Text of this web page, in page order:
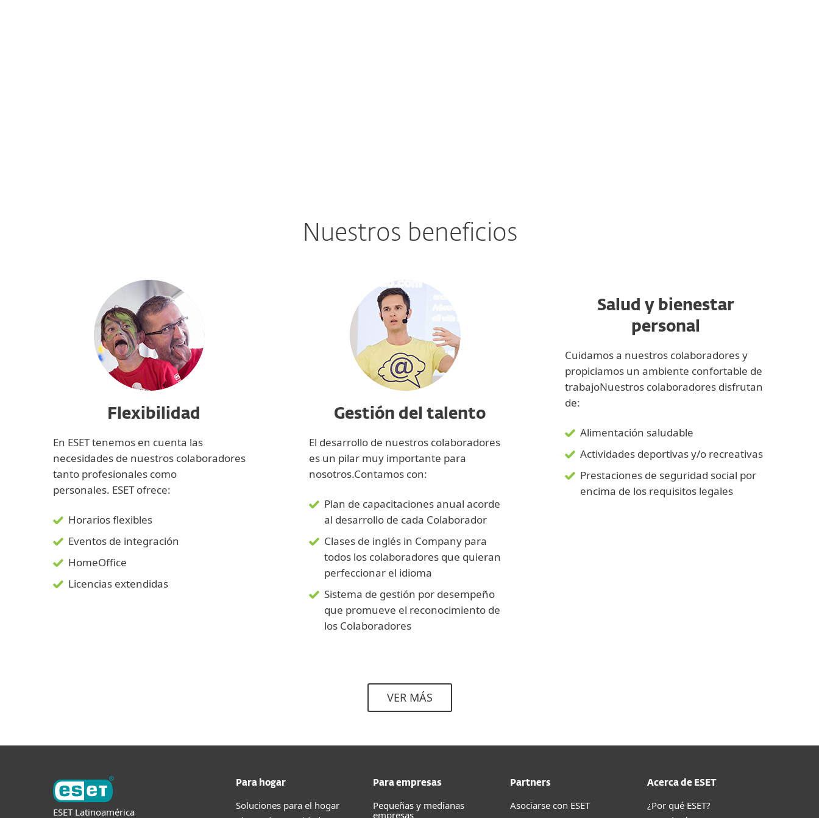
Nuestros beneficios
Flexibilidad
En ESET tenemos en cuenta las
necesidades de nuestros colaboradores
tanto profesionales como
personales. ESET ofrece:
Horarios flexibles
Eventos de integración
HomeOffice
Licencias extendidas
Gestión del talento
El desarrollo de nuestros colaboradores
es un pilar muy importante para
nosotros.Contamos con:
Plan de capacitaciones anual acorde
al desarrollo de cada Colaborador
Clases de inglés in Company para
todos los colaboradores que quieran
perfeccionar el idioma
Sistema de gestión por desempeño
que promueve el reconocimiento de
los Colaboradores
Salud y bienestar
personal
Cuidamos a nuestros colaboradores y
propiciamos un ambiente confortable de
trabajoNuestros colaboradores disfrutan
de:
Alimentación saludable
Actividades deportivas y/o recreativas
Prestaciones de seguridad social por
encima de los requisitos legales
VER MÁS
ESET Latinoamérica
Para hogar
Soluciones para el hogar
Para empresas
Pequeñas y medianas
empresas
Partners
Asociarse con ESET
Acerca de ESET
¿Por qué ESET?